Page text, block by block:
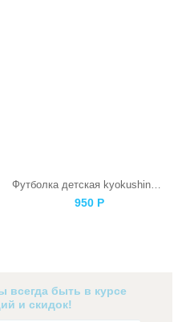
Футболка детская kyokushinkai Каратист
950 Р
всегда быть в курсе
и скидок!